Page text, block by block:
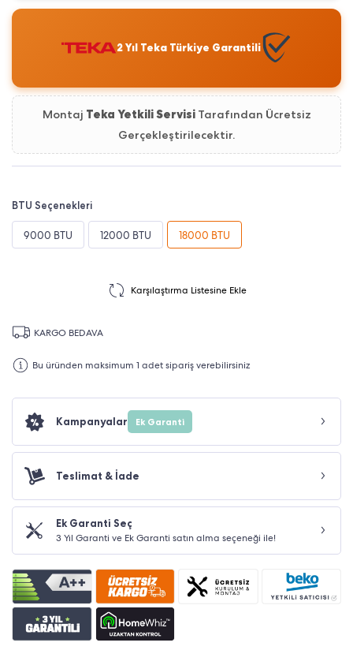
2 Yıl Teka Türkiye Garantili
Montaj Teka Yetkili ServisiTarafından Ücretsiz
Gerçekleştirilecektir.
BTU Seçenekleri
9000 BTU 12000 BTU 18000 BTU
Karşılaştırma Listesine Ekle
KARGO BEDAVA
Bu üründen maksimum 1 adet sipariş verebilirsiniz
Kampanyalar Ek Garanti
Teslimat & İade
Ek Garanti Seç
3 Yıl Garanti ve Ek Garanti satın alma seçeneği ile!